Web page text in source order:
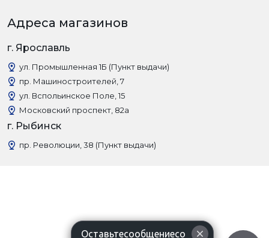
Адреса магазинов
г. Ярославль
ул. Промышленная 1Б (Пункт выдачи)
пр. Машиностроителей, 7
ул. Вспольинское Поле, 15
Московский проспект, 82а
г. Рыбинск
пр. Революции, 38 (Пункт выдачи)
Оставьтесообщениесо